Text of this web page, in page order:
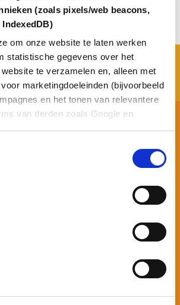
(zoals pixels/web beacons,
om onze website te laten werken
statistische gegevens over het
te verzamelen en, alleen met
marketingdoeleinden (bijvoorbeeld
en het tonen van relevantere
van derden zoals Google en
aan den Rijn Nederland